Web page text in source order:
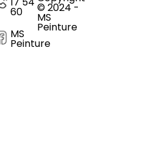
60
MS
Peinture
© 2024 -
MS
Peinture